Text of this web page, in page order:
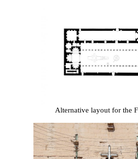
Alternative layout for the